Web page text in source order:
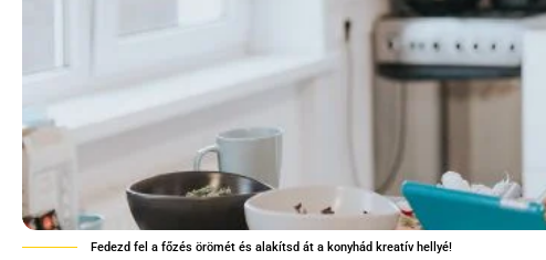
Fedezd fel a főzés örömét és alakítsd át a konyhád kreatív hellyé!